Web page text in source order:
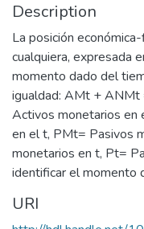
Description
La posición
cualquiera, expresada
momento dado del
igualdad: AMt +
Activos monetarios
en el t, PMt= Pasivos
monetarios en t, Pt=
identificar el momento
URI